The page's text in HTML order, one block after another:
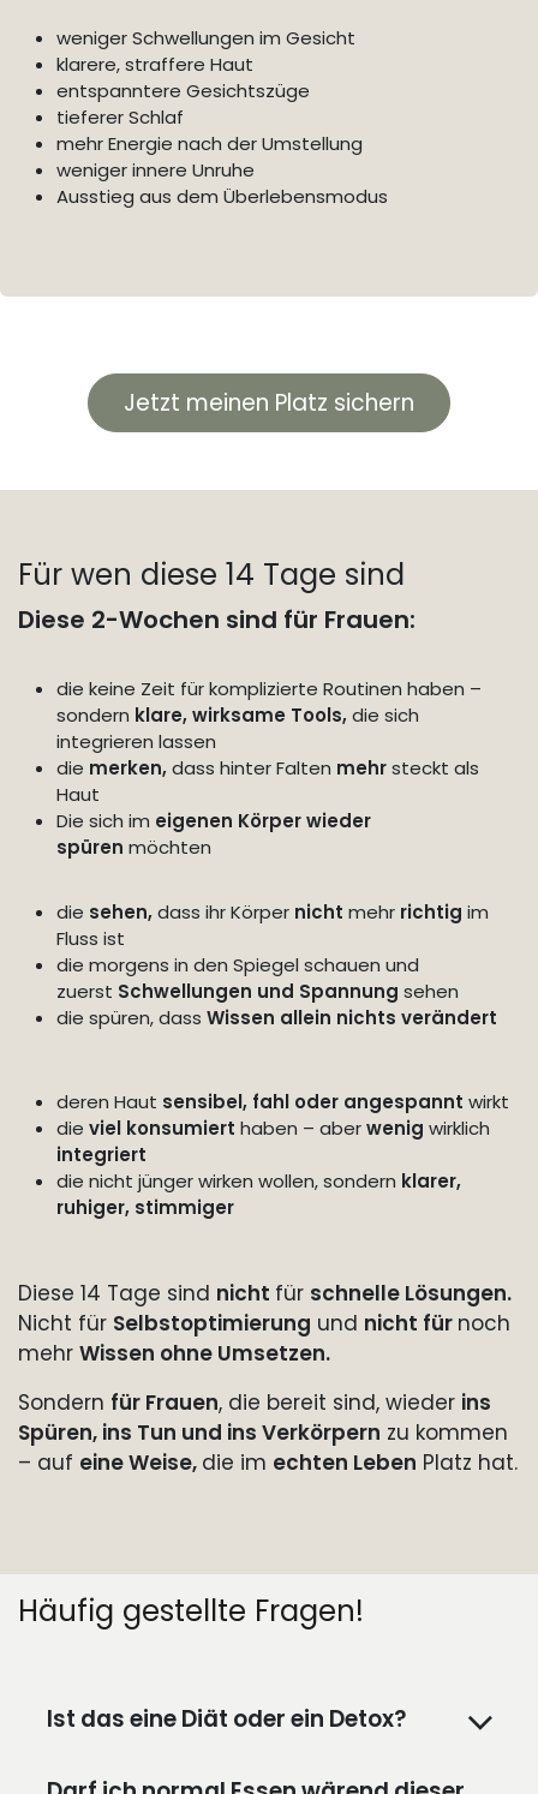
weniger Schwellungen im Gesicht
klarere, straffere Haut
entspanntere Gesichtszüge
tieferer Schlaf
mehr Energie nach der Umstellung
weniger innere Unruhe
Ausstieg aus dem Überlebensmodus
Jetzt meinen Platz sichern
Für wen diese 14 Tage sind
Diese 2-Wochen sind für Frauen:
die keine Zeit für komplizierte Routinen haben –
sondern klare, wirksame Tools,die sich
integrieren lassen
die merken,dass hinter Falten mehrsteckt als
Haut
Die sich im eigenen Körper wieder
spüren möchten
die sehen,dass ihr Körper nicht mehr richtig im
Fluss ist
die morgens in den Spiegel schauen und
zuerst Schwellungen und Spannung sehen
die spüren, dass Wissen allein nichts verändert
deren Haut sensibel, fahl oder angespannt wirkt
die viel konsumiert haben – aberwenig wirklich
integriert
die nicht jünger wirken wollen, sondern klarer,
ruhiger, stimmiger
Diese 14 Tage sind nicht für schnelle Lösungen.
Nicht für Selbstoptimierung und nicht für noch
mehr Wissen ohne Umsetzen.
Sondern für Frauen, die bereit sind, wieder ins
Spüren, ins Tun und ins Verkörpern zu kommen
– auf eine Weise, die im echten Leben Platz hat.
Häufig gestellte Fragen!
Ist das eine Diät oder ein Detox?